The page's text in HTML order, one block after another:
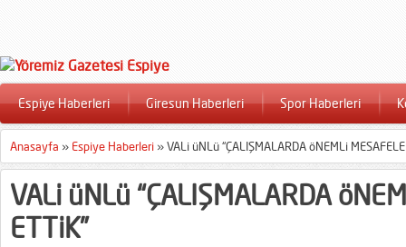
Espiye Haberleri Giresun Haberleri Spor Haberleri
Anasayfa » Espiye Haberleri »VALi üNLü “ÇALIŞMALARDA öNEMLi
VALi üNLü “ÇALIŞMALARDA
ETTiK”